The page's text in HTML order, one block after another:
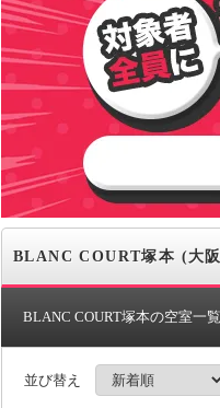
BLANC COURT塚本 (大
BLANC COURT塚本の空室一覧
並び替え